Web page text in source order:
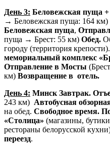
День 3: Беловежская пуща +
→ Беловежская пуща: 164 км)
Беловежская пуща,
пуща → Брест: 55 км) Обед.
городу (территория крепости).
мемориальный комплекс
Отправление в Мосты
км) Возвращение в отель.
День 4: Минск Завтрак.
243 км) Автобусная
на обед. Свободное время.
«Столица» (магазины,
рестораны белорусской
переезд.